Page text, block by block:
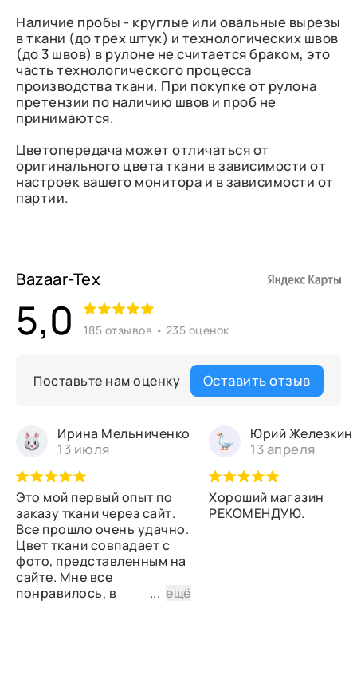
Наличие пробы - круглые или овальные вырезы
в ткани (до трех штук) и технологических швов
(до 3 швов) в рулоне не считается браком, это
часть технологического процесса
производства ткани. При покупке от рулона
претензии по наличию швов и проб не
принимаются.
Цветопередача может отличаться от
оригинального цвета ткани в зависимости от
настроек вашего монитора и в зависимости от
партии.
Bazaar-Tex
5,0 185 отзывов • 235 оценок
Поставьте нам оценку Оставить отзыв
Ирина Мельниченко
13 июля
Это мой первый опыт по
заказу ткани через сайт.
Все прошло очень удачно.
Цвет ткани совпадает с
фото, представленным на
сайте. Мне все
понравилось, в
...ещё
Юрий Железкин
13 апреля
Хороший магазин
РЕКОМЕНДУЮ.